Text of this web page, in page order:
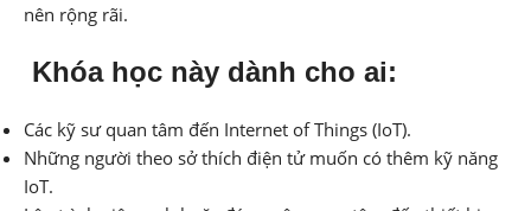
nên rộng rãi.
Khóa học này dành cho ai:
Các kỹ sư quan tâm đến Internet of Things (IoT).
Những người theo sở thích điện tử muốn có thêm kỹ năng
IoT.